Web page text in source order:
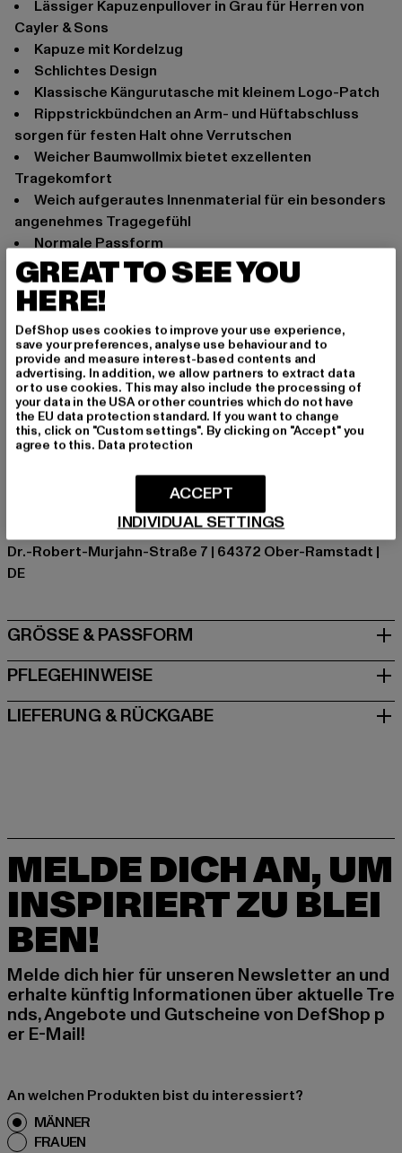
Lässiger Kapuzenpullover in Grau für Herren von
Cayler & Sons
Kapuze mit Kordelzug
Schlichtes Design
klassische Kängurutasche mit kleinem Logo-Patch
Rippstrickbündchen an Arm- und Hüftabschluss
sorgen für festen Halt ohne Verrutschen
weicher Baumwollmix bietet exzellenten
Tragekomfort
weich aufgerautes Innenmaterial für ein besonders
angenehmes Tragegefühl
normale Passform
Anlass: Alltag, Bequem, Chillen, Freizeit, Basic
Ausschnitt: Kapuze mit Kordelzug
Ärmelart: Langarm
Schnitt: Regulär
Marke: Cayler & Sons
Kat.: Sweat & Fleece - Hoodies
Farbe: grau
Hersteller Farbe: charcoal
Materialzusammensetzung: 70% Baumwolle, 30%
Hersteller: TB International GmbH |info@tbint.de
Dr.-Robert-Murjahn-Straße 7 | 64372 Ober-Ramstadt |
DE
GRÖSSE & PASSFORM
PFLEGEHINWEISE
LIEFERUNG & RÜCKGABE
MELDE DICH AN, UM
INSPIRIERT ZU BLEI
BEN!
Melde dich hier für unseren Newsletter an und
erhalte künftig Informationen über aktuelle Tre
nds, Angebote und Gutscheine von DefShop p
er E-Mail!
An welchen Produkten bist du interessiert?
MÄNNER
FRAUEN
GREAT TO SEE YOU
HERE!
DefShop uses cookies to improve your use experience,
save your preferences, analyse use behaviour and to
provide and measure interest-based contents and
advertising. In addition, we allow partners to extract data
or to use cookies. This may also include the processing of
your data in the USA or other countries which do not have
the EU data protection standard. If you want to change
this, click on "Custom settings". By clicking on "Accept" you
agree to this. Data protection
INDIVIDUAL SETTINGS
ACCEPT